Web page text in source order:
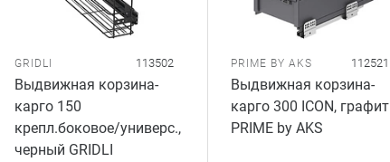
GRIDLI 113502
Выдвижная корзина-
карго 150
крепл.боковое/универс.,
черный GRIDLI
PRIME BY AKS 112521
Выдвижная корзина-
карго 300 ICON, графит
PRIME by AKS